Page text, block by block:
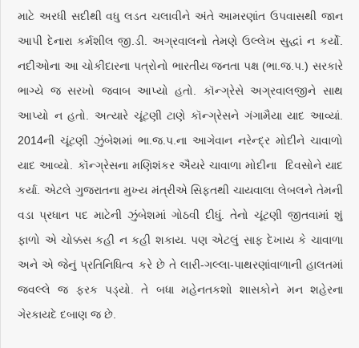
માટે અરધી સદીથી વધુ લડત ચલાવીને અંતે આમરણાંત ઉપવાસથી જાન
આપી દેનારા કર્મશીલ જી.ડી. અગ્રવાલનો તેમણે ઉલ્લેખ સુદ્ધાં ન કર્યો.
નદીઓના આ ચોકીદારના પત્રોનો ભારતીય જનતા પક્ષ (ભા.જ.પ.) સરકારે
ભાગ્યે જ સરખો જવાબ આપ્યો હતો. કૉન્ગ્રેસે અગ્રવાલજીને સાથ
આપ્યો ન હતો. અત્યારે ચૂંટણી ટાણે કૉન્ગ્રેસને ગંગામૈયા યાદ આવ્યાં.
2014ની ચૂંટણી ઝુંબેશમાં ભા.જ.પ.ના આગેવાન નરેન્દ્ર મોદીને ચાવાળો
યાદ આવ્યો. કૉન્ગ્રેસના મણિશંકર ઐયરે ચાવાળા મોદીના દિવસોને યાદ
કર્યા. એટલે ગુજરાતના મુખ્ય મંત્રીએ સિફતથી ચાયવાલા લેબલને તેમની
વડા પ્રધાન પદ માટેની ઝુંબેશમાં ગોઠવી દીધું. તેનો ચૂંટણી જીતવામાં શું
ફાળો એ ચોક્કસ કહી ન કહી શકાય. પણ એટલું સાફ દેખાય કે ચાવાળા
અને એ જેનું પ્રતિનિધિત્વ કરે છે તે લારી-ગલ્લા-પાથરણાંવાળાની હાલતમાં
જવલ્લે જ ફરક પડ્યો. તે બધા મહેનતકશો શાસકોને મન શહેરના
ગેરકાયદે દબાણ જ છે.